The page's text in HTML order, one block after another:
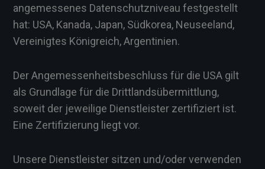
angemessenes Datenschutzniveau festgestellt
hat: USA, Kanada, Japan, Südkorea, Neuseeland,
Vereinigtes Königreich, Argentinien.
Der Angemessenheitsbeschluss für die USA gilt
als Grundlage für die Drittlandsübermittlung,
soweit der jeweilige Dienstleister zertifiziert ist.
Eine Zertifizierung liegt vor.
Unsere Dienstleister sitzen und/oder verwenden